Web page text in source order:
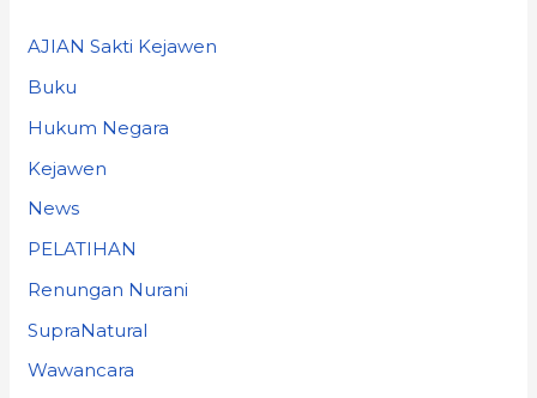
AJIAN Sakti Kejawen
Buku
Hukum Negara
Kejawen
News
PELATIHAN
Renungan Nurani
SupraNatural
Wawancara